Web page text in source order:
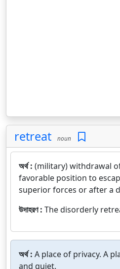
retreat noun
অর্থ : (military) withdrawal
favorable position to
superior forces or after a
উদাহরণ : The disorderly
অর্থ : A place of privacy. A
and quiet.